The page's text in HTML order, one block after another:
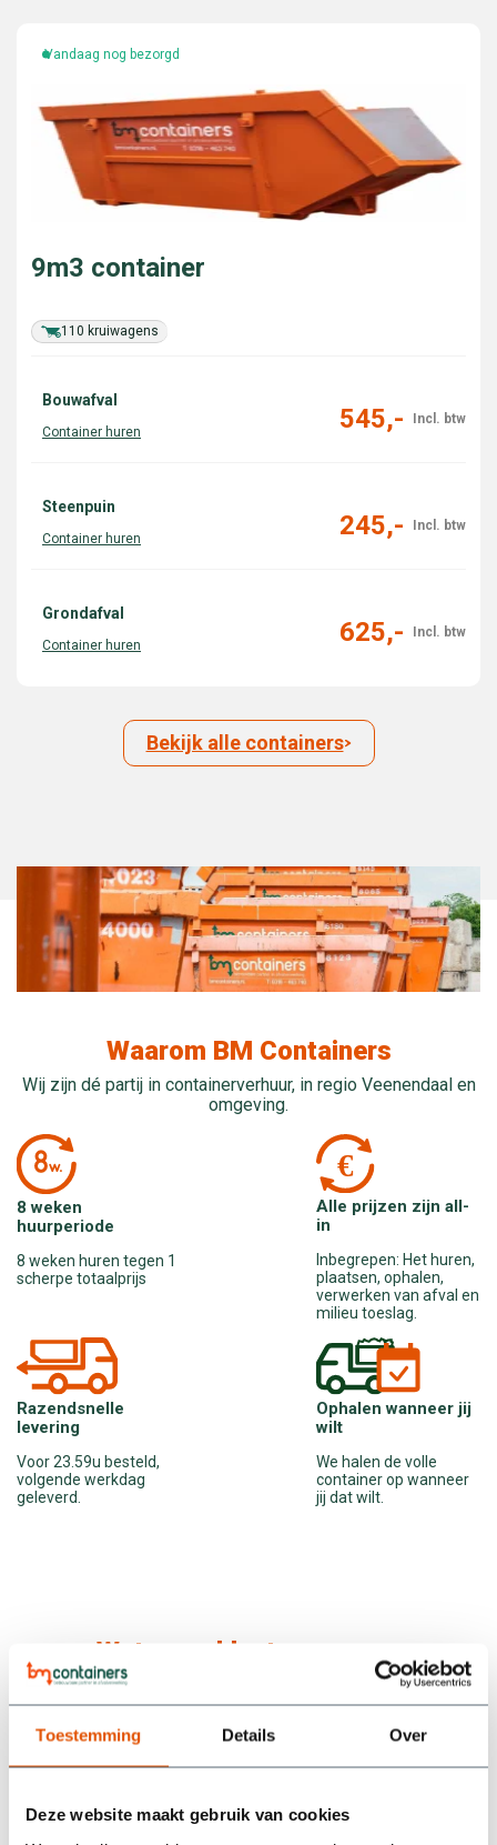
Toestemming Details Over
Deze website maakt gebruik van cookies
Vandaag nog bezorgd
110 kruiwagens
9m3 container
Bouwafval
545,-
Steenpuin
245,-
Grondafval
625,-
Bekijk alle containers
Waarom BM Containers
Wij zijn dé partij in containerverhuur, in regio Veenendaal en
omgeving.
8 weken
huurperiode
8 weken huren tegen 1
scherpe totaalprijs
Alle prijzen zijn all-
in
Inbegrepen: Het huren,
plaatsen, ophalen,
verwerken van afval en
milieu toeslag.
Razendsnelle
levering
Voor 23.59u besteld,
volgende werkdag
geleverd.
Ophalen wanneer jij
wilt
We halen de volle
container op wanneer
jij dat wilt.
Wat onze klanten zeggen
5/5
supertevreden. Alles werd netjes geregeld: snel geleverd,